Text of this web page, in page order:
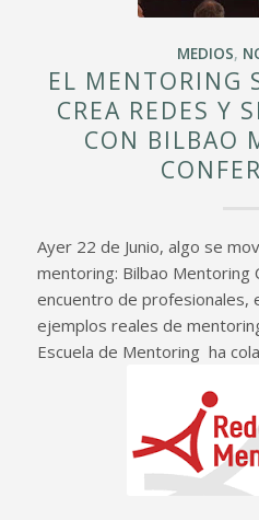
MEDIOS,
EL MENTORING
CREA REDES Y
CON BILBAO
Ayer 22 de Junio, algo se
mentoring: Bilbao Mentoring
encuentro de
ejemplos reales de
Escuela de Mentoring ha